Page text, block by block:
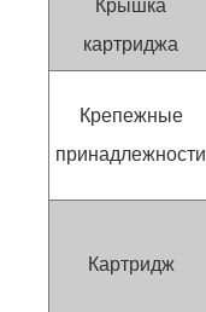
Крышка
картриджа
Крепежные
принадлежности
Картридж